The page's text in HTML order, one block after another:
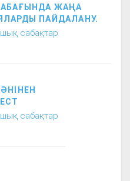
ЖАҢА
ПАЙДАЛАНУ.
сабақтар
сабақтар